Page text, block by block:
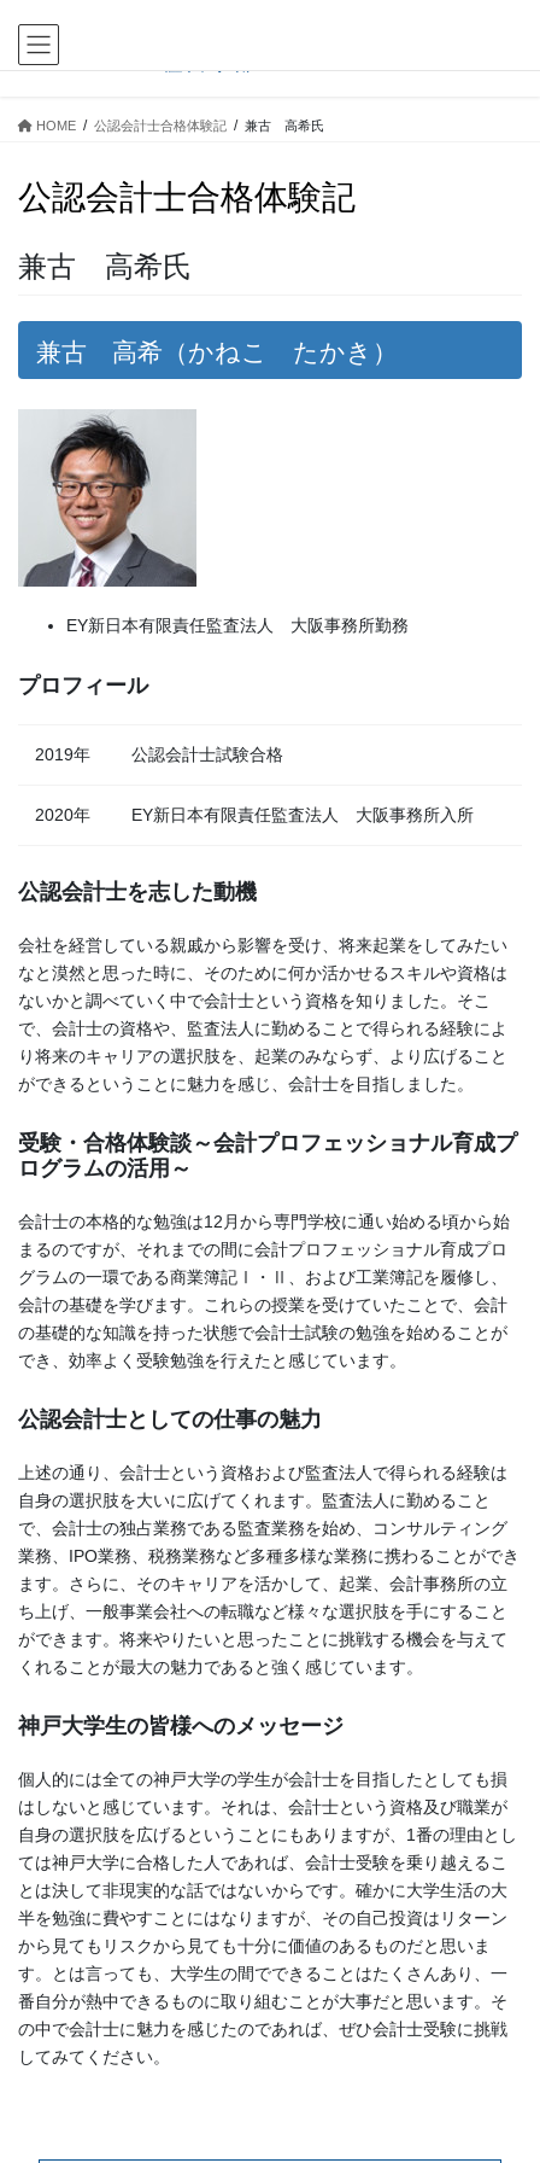
HOME 公認会計士合格体験記 兼古 高希氏
公認会計士合格体験記
兼古 高希氏
兼古 高希（かねこ たかき）
EY新日本有限責任監査法人 大阪事務所勤務
プロフィール
2019年 公認会計士試験合格
2020年 EY新日本有限責任監査法人 大阪事務所入所
公認会計士を志した動機
会社を経営している親戚から影響を受け、将来起業をしてみたい
なと漠然と思った時に、そのために何か活かせるスキルや資格は
ないかと調べていく中で会計士という資格を知りました。そこ
で、会計士の資格や、監査法人に勤めることで得られる経験によ
り将来のキャリアの選択肢を、起業のみならず、より広げること
ができるということに魅力を感じ、会計士を目指しました。
受験・合格体験談～会計プロフェッショナル育成プ
ログラムの活用～
会計士の本格的な勉強は12月から専門学校に通い始める頃から始
まるのですが、それまでの間に会計プロフェッショナル育成プロ
グラムの一環である商業簿記Ⅰ・Ⅱ、および工業簿記を履修し、
会計の基礎を学びます。これらの授業を受けていたことで、会計
の基礎的な知識を持った状態で会計士試験の勉強を始めることが
でき、効率よく受験勉強を行えたと感じています。
公認会計士としての仕事の魅力
上述の通り、会計士という資格および監査法人で得られる経験は
自身の選択肢を大いに広げてくれます。監査法人に勤めること
で、会計士の独占業務である監査業務を始め、コンサルティング
業務、IPO業務、税務業務など多種多様な業務に携わることができ
ます。さらに、そのキャリアを活かして、起業、会計事務所の立
ち上げ、一般事業会社への転職など様々な選択肢を手にすること
ができます。将来やりたいと思ったことに挑戦する機会を与えて
くれることが最大の魅力であると強く感じています。
神戸大学生の皆様へのメッセージ
個人的には全ての神戸大学の学生が会計士を目指したとしても損
はしないと感じています。それは、会計士という資格及び職業が
自身の選択肢を広げるということにもありますが、1番の理由とし
ては神戸大学に合格した人であれば、会計士受験を乗り越えるこ
とは決して非現実的な話ではないからです。確かに大学生活の大
半を勉強に費やすことにはなりますが、その自己投資はリターン
から見てもリスクから見ても十分に価値のあるものだと思いま
す。とは言っても、大学生の間でできることはたくさんあり、一
番自分が熱中できるものに取り組むことが大事だと思います。そ
の中で会計士に魅力を感じたのであれば、ぜひ会計士受験に挑戦
してみてください。